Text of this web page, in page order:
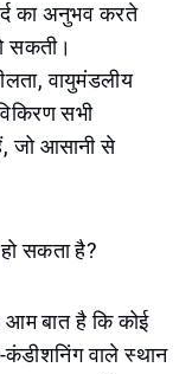
का अनुभव करते
सकती।
वायुमंडलीय
सभी
जो आसानी से
सकता है?
आम बात है कि कोई
कंडीशनिंग वाले स्थान